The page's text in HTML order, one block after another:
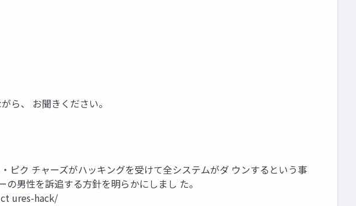
ら、 お聞きください。
ピク チャーズがハッキングを受けて全システムがダ ウンするという事
男性を訴追する方針を明らかにしまし た。
ures-hack/